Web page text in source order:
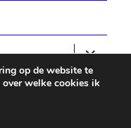
op de website te
welke cookies ik